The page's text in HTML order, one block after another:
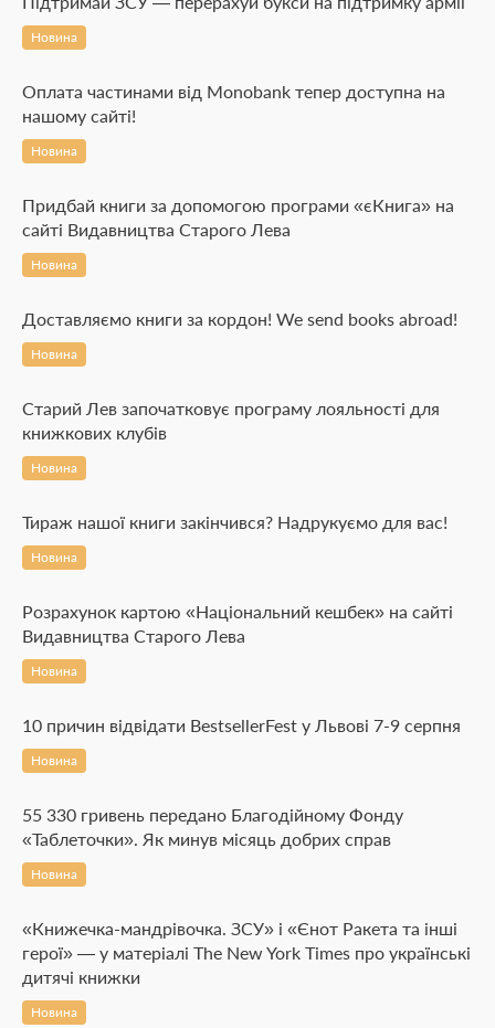
Новина
Оплата частинами від Monobank тепер доступна на
нашому сайті!
Новина
Придбай книги за допомогою програми «єКнига» на
сайті Видавництва Старого Лева
Новина
Доставляємо книги за кордон! We send books abroad!
Новина
Старий Лев започатковує програму лояльності для
книжкових клубів
Новина
Тираж нашої книги закінчився? Надрукуємо для вас!
Новина
Розрахунок картою «Національний кешбек» на сайті
Видавництва Старого Лева
Новина
10 причин відвідати BestsellerFest у Львові 7-9 серпня
Новина
55 330 гривень передано Благодійному Фонду
«Таблеточки». Як минув місяць добрих справ
Новина
«Книжечка-мандрівочка. ЗСУ» і «Єнот Ракета та інші
герої» — у матеріалі The New York Times про українські
дитячі книжки
Новина